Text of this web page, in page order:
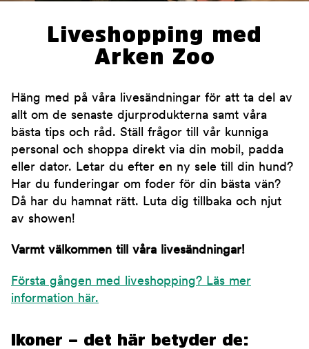
Liveshopping med
Arken Zoo
Häng med på våra livesändningar för att ta del av
allt om de senaste djurprodukterna samt våra
bästa tips och råd. Ställ frågor till vår kunniga
personal och shoppa direkt via din mobil, padda
eller dator. Letar du efter en ny sele till din hund?
Har du funderingar om foder för din bästa vän?
Då har du hamnat rätt. Luta dig tillbaka och njut
av showen!
Varmt välkommen till våra livesändningar!
Första gången med liveshopping? Läs mer
information här.
Ikoner – det här betyder de: